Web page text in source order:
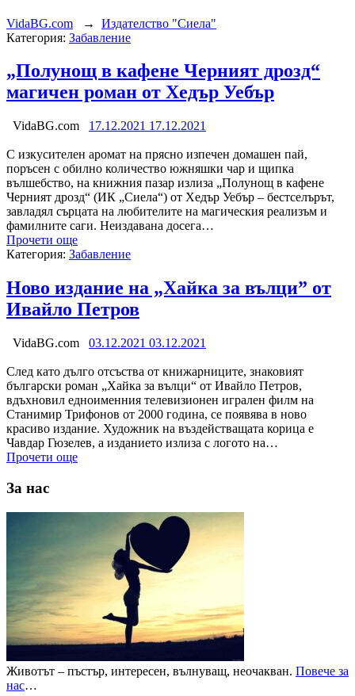
VidaBG.com → Издателство "Сиела"
Категория: Забавление
„Полунощ в кафене Черният дрозд“
магичен роман от Хедър Уебър
VidaBG.com 17.12.2021 17.12.2021
С изкусителен аромат на прясно изпечен домашен пай,
поръсен с обилно количество южняшки чар и щипка
вълшебство, на книжния пазар излиза „Полунощ в кафене
Черният дрозд“ (ИК „Сиела“) от Хедър Уебър – бестселърът,
завладял сърцата на любителите на магическия реализъм и
фамилните саги. Неиздавана досега…
Прочети още
Категория: Забавление
Ново издание на „Хайка за вълци” от
Ивайло Петров
VidaBG.com 03.12.2021 03.12.2021
След като дълго отсъства от книжарниците, знаковият
български роман „Хайка за вълци“ от Ивайло Петров,
вдъхновил едноименния телевизионен игрален филм на
Станимир Трифонов от 2000 година, се появява в ново
красиво издание. Художник на въздействащата корица е
Чавдар Гюзелев, а изданието излиза с логото на…
Прочети още
За нас
Животът – пъстър, интересен, вълнуващ, неочакван. Повече за
нас…